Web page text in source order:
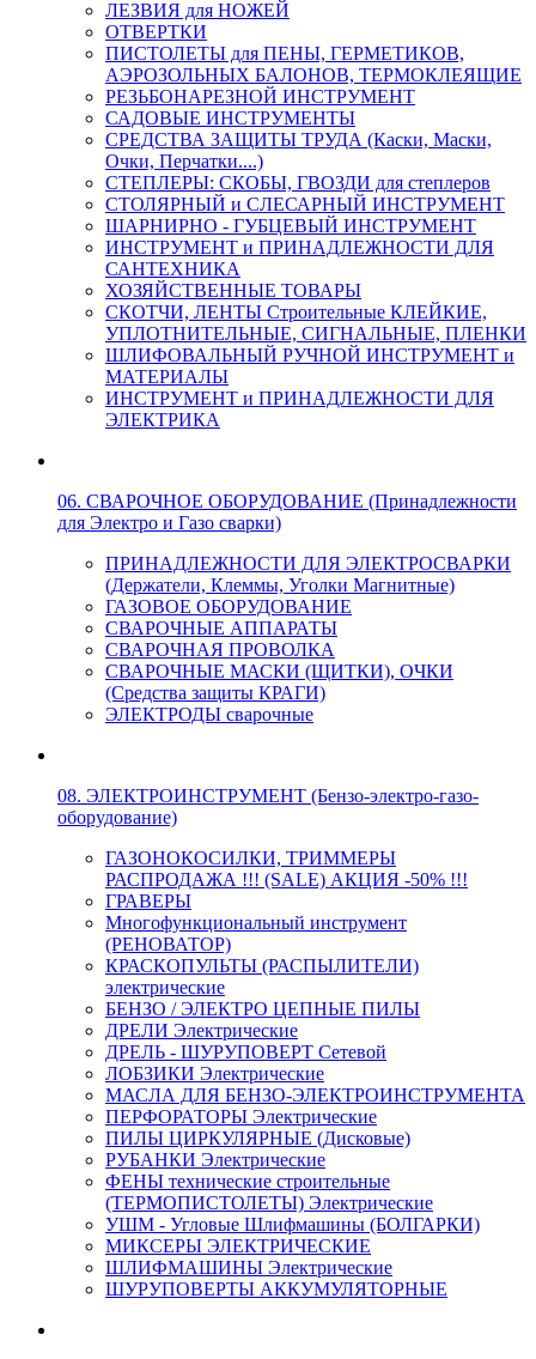
ЛЕЗВИЯ для НОЖЕЙ
ОТВЕРТКИ
ПИСТОЛЕТЫ для ПЕНЫ, ГЕРМЕТИКОВ,
АЭРОЗОЛЬНЫХ БАЛОНОВ, ТЕРМОКЛЕЯЩИЕ
РЕЗЬБОНАРЕЗНОЙ ИНСТРУМЕНТ
САДОВЫЕ ИНСТРУМЕНТЫ
СРЕДСТВА ЗАЩИТЫ ТРУДА (Каски, Маски,
Очки, Перчатки....)
СТЕПЛЕРЫ: СКОБЫ, ГВОЗДИ для степлеров
СТОЛЯРНЫЙ и СЛЕСАРНЫЙ ИНСТРУМЕНТ
ШАРНИРНО - ГУБЦЕВЫЙ ИНСТРУМЕНТ
ИНСТРУМЕНТ и ПРИНАДЛЕЖНОСТИ ДЛЯ
САНТЕХНИКА
ХОЗЯЙСТВЕННЫЕ ТОВАРЫ
СКОТЧИ, ЛЕНТЫ Строительные КЛЕЙКИЕ,
УПЛОТНИТЕЛЬНЫЕ, СИГНАЛЬНЫЕ, ПЛЕНКИ
ШЛИФОВАЛЬНЫЙ РУЧНОЙ ИНСТРУМЕНТ и
МАТЕРИАЛЫ
ИНСТРУМЕНТ и ПРИНАДЛЕЖНОСТИ ДЛЯ
ЭЛЕКТРИКА
06. СВАРОЧНОЕ ОБОРУДОВАНИЕ (Принадлежности
для Электро и Газо сварки)
ПРИНАДЛЕЖНОСТИ ДЛЯ ЭЛЕКТРОСВАРКИ
(Держатели, Клеммы, Уголки Магнитные)
ГАЗОВОЕ ОБОРУДОВАНИЕ
СВАРОЧНЫЕ АППАРАТЫ
СВАРОЧНАЯ ПРОВОЛКА
СВАРОЧНЫЕ МАСКИ (ЩИТКИ), ОЧКИ
(Средства защиты КРАГИ)
ЭЛЕКТРОДЫ сварочные
08. ЭЛЕКТРОИНСТРУМЕНТ (Бензо-электро-газо-
оборудование)
ГАЗОНОКОСИЛКИ, ТРИММЕРЫ
РАСПРОДАЖА !!! (SALE) АКЦИЯ -50% !!!
ГРАВЕРЫ
Многофункциональный инструмент
(РЕНОВАТОР)
КРАСКОПУЛЬТЫ (РАСПЫЛИТЕЛИ)
электрические
БЕНЗО / ЭЛЕКТРО ЦЕПНЫЕ ПИЛЫ
ДРЕЛИ Электрические
ДРЕЛЬ - ШУРУПОВЕРТ Сетевой
ЛОБЗИКИ Электрические
МАСЛА ДЛЯ БЕНЗО-ЭЛЕКТРОИНСТРУМЕНТА
ПЕРФОРАТОРЫ Электрические
ПИЛЫ ЦИРКУЛЯРНЫЕ (Дисковые)
РУБАНКИ Электрические
ФЕНЫ технические строительные
(ТЕРМОПИСТОЛЕТЫ) Электрические
УШМ - Угловые Шлифмашины (БОЛГАРКИ)
МИКСЕРЫ ЭЛЕКТРИЧЕСКИЕ
ШЛИФМАШИНЫ Электрические
ШУРУПОВЕРТЫ АККУМУЛЯТОРНЫЕ